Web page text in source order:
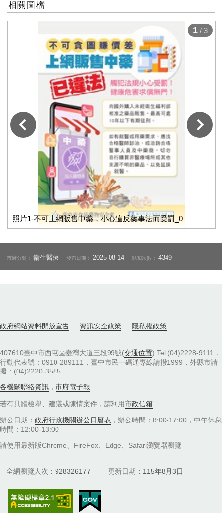
相關圖檔
照片1-不可上網販售中藥，小心違反藥事法而受罰_0
1 / 3
市府分類：衛生醫療 發布日期： 2025-08-14 點閱次數：4349
政府網站資料開放宣告 資訊安全政策 隱私權政策
407610臺中市西屯區臺灣大道三段99號(交通位置) Tel:(04)2228-9111．
行動代表號：0910-289111，臺中市民一碼通專線請撥1999，外縣市請
撥：(04)2220-3585
各機關聯絡資訊 ， 市府電子報
若有具體檢舉、建議或陳情案件，請利用市政信箱
辦公日期： 政府行政機關辦公日曆表 ，辦公時間：8:00-17:00，中午休息
時間：12:00-13:00
請使用最新版Chrome、FireFox、Edge、Safari瀏覽器瀏覽
全網瀏覽人次 928326177 更新日期 115年8月3日